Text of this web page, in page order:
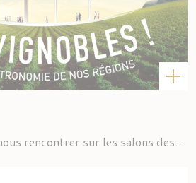
N'hésitez pas à venir nous rencontrer sur les salons des vins